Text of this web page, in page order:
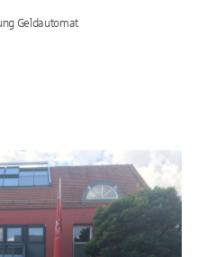
Geldautomat